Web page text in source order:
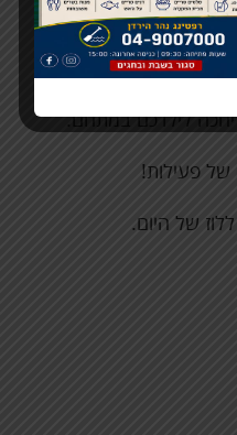
–
וגוף
יחכה לילדכם במתחם.
של פעילות!
של היום.